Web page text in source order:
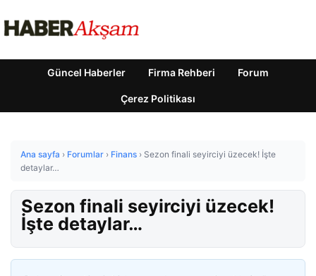
Güncel Haberler Firma Rehberi Forum
Çerez Politikası
Ana sayfa › Forumlar › Finans › Sezon finali seyirciyi üzecek! İşte
detaylar…
Sezon finali seyirciyi üzecek!
İşte detaylar…